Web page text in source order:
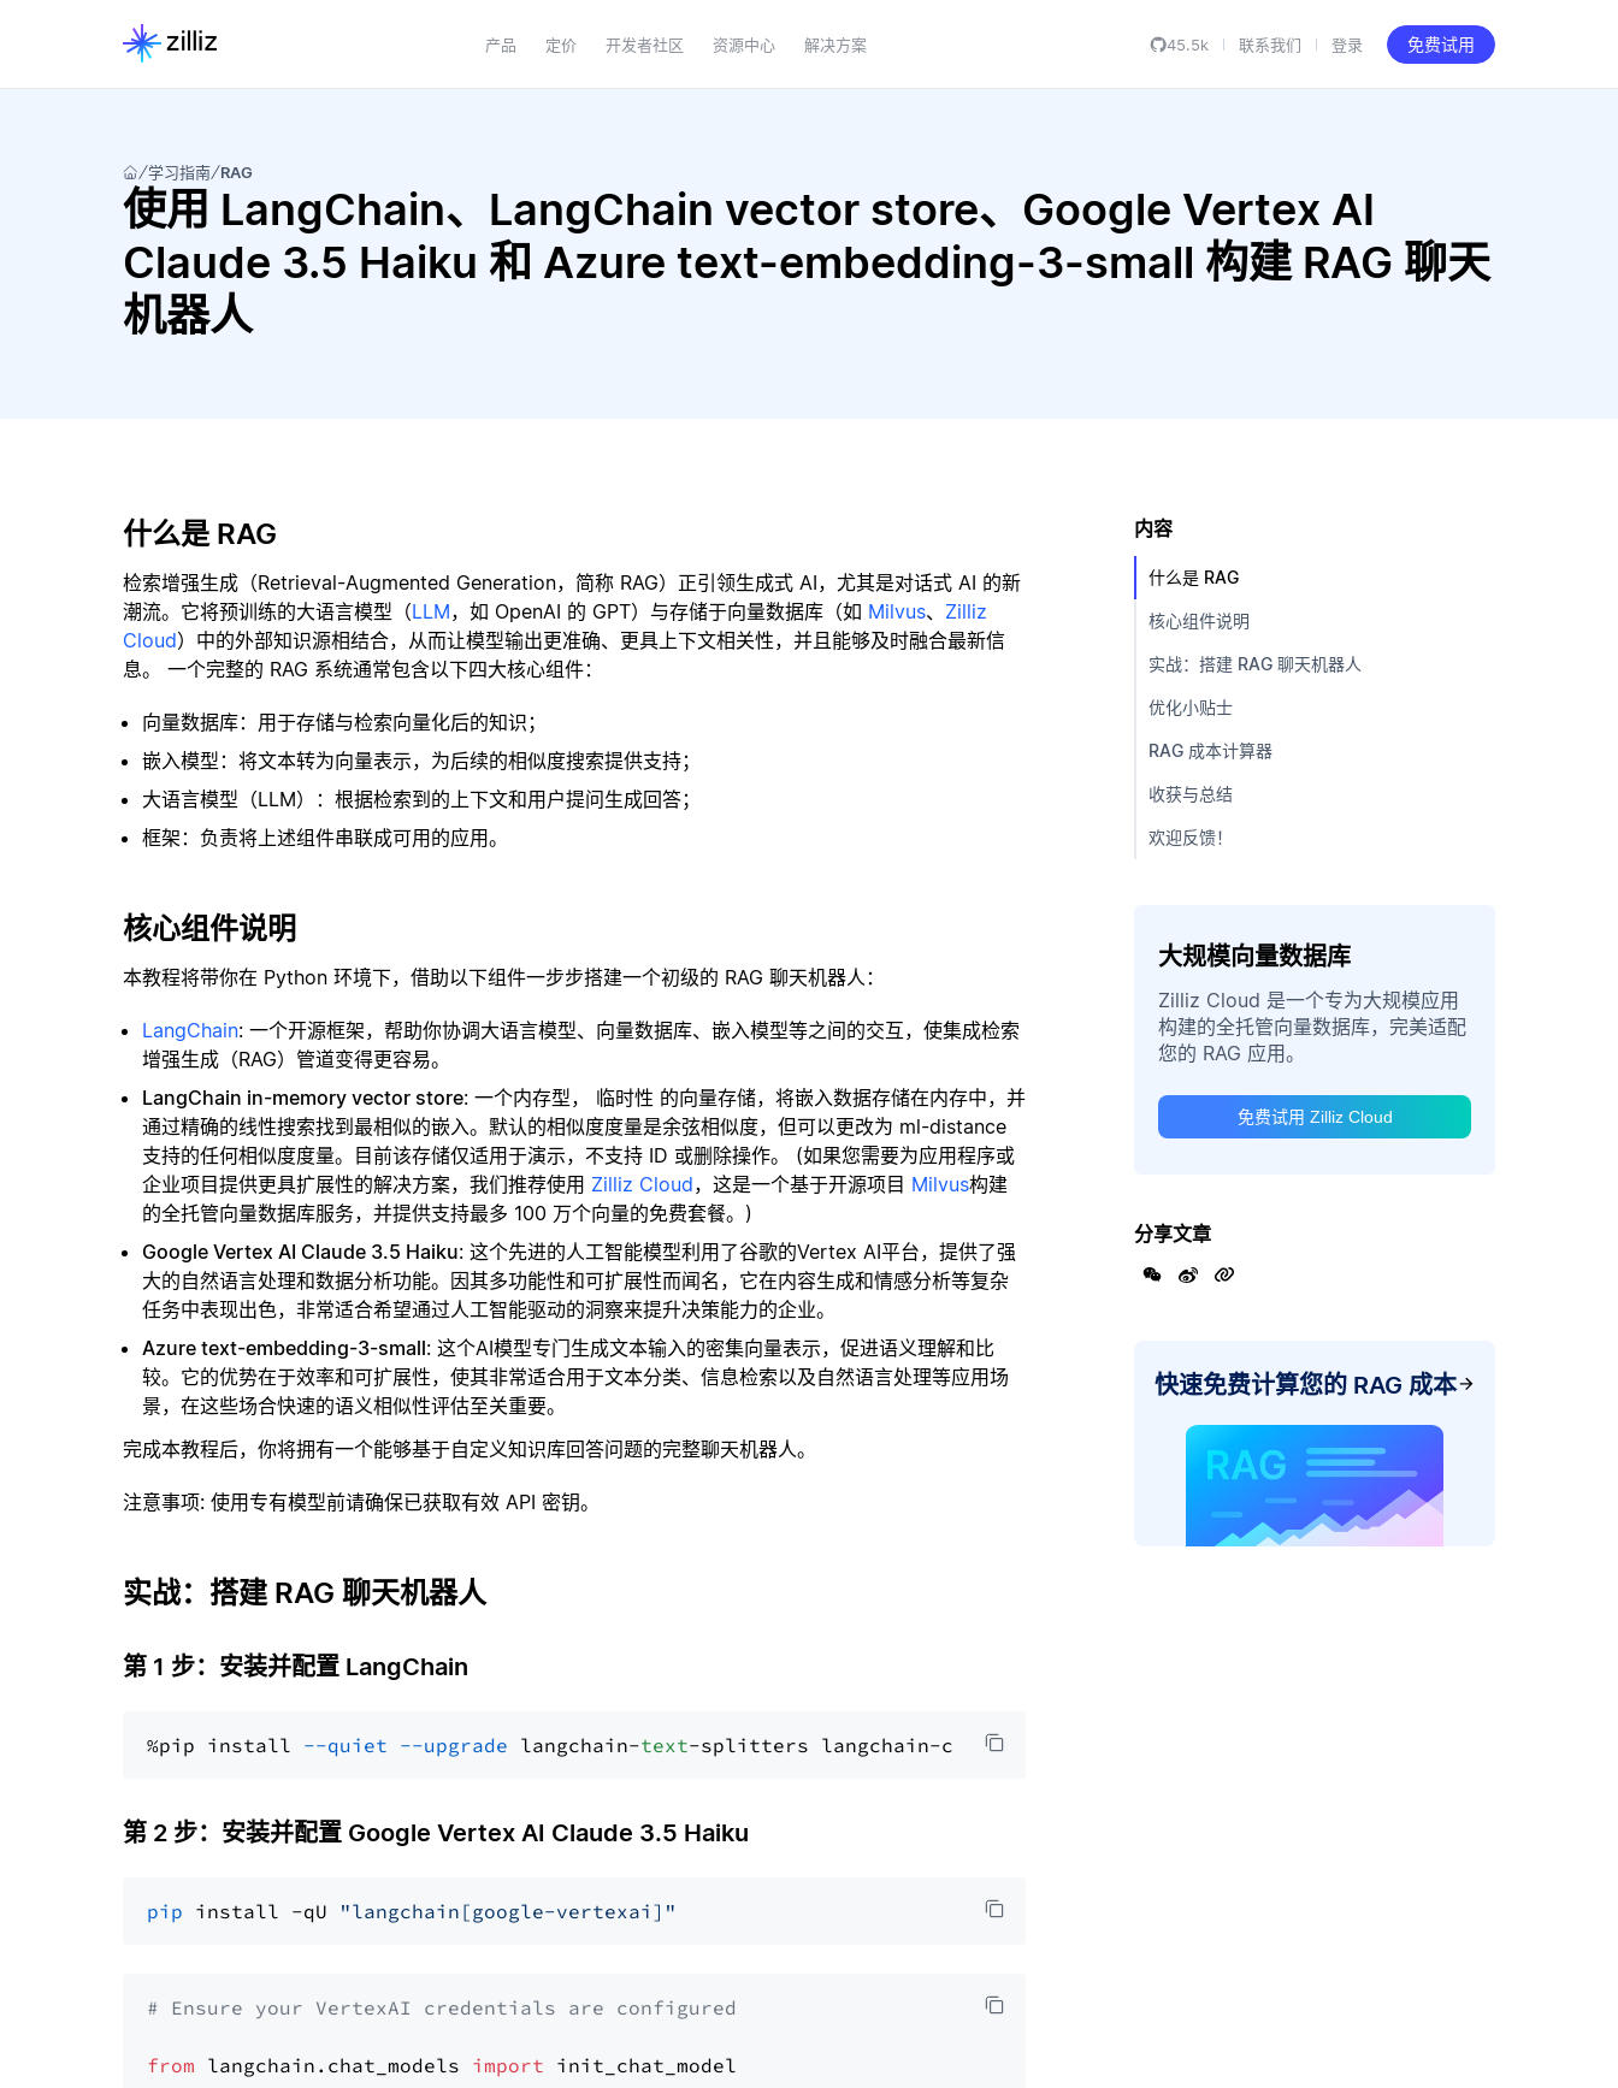
产品 定价 开发者社区 资源中心 解决方案 45.5k 联系我们 登录 免费试用
学习指南 RAG
使用 LangChain、LangChain vector store、Google Vertex AI
Claude 3.5 Haiku 和 Azure text-embedding-3-small 构建 RAG 聊天
机器人
什么是 RAG
检索增强生成（Retrieval-Augmented Generation，简称 RAG）正引领生成式 AI，尤其是对话式 AI 的新
潮流。它将预训练的大语言模型（LLM，如 OpenAI 的 GPT）与存储于向量数据库（如 Milvus、 Zilliz
Cloud）中的外部知识源相结合，从而让模型输出更准确、更具上下文相关性，并且能够及时融合最新信
息。 一个完整的 RAG 系统通常包含以下四大核心组件：
向量数据库：用于存储与检索向量化后的知识；
嵌入模型：将文本转为向量表示，为后续的相似度搜索提供支持；
大语言模型（LLM）：根据检索到的上下文和用户提问生成回答；
框架：负责将上述组件串联成可用的应用。
核心组件说明
本教程将带你在 Python 环境下，借助以下组件一步步搭建一个初级的 RAG 聊天机器人：
LangChain: 一个开源框架，帮助你协调大语言模型、向量数据库、嵌入模型等之间的交互，使集成检索
增强生成（RAG）管道变得更容易。
LangChain in-memory vector store: 一个内存型， 临时性 的向量存储，将嵌入数据存储在内存中，并
通过精确的线性搜索找到最相似的嵌入。默认的相似度度量是余弦相似度，但可以更改为 ml-distance
支持的任何相似度度量。目前该存储仅适用于演示，不支持 ID 或删除操作。 (如果您需要为应用程序或
企业项目提供更具扩展性的解决方案，我们推荐使用 Zilliz Cloud，这是一个基于开源项目 Milvus构建
的全托管向量数据库服务，并提供支持最多 100 万个向量的免费套餐。)
Google Vertex AI Claude 3.5 Haiku: 这个先进的人工智能模型利用了谷歌的Vertex AI平台，提供了强
大的自然语言处理和数据分析功能。因其多功能性和可扩展性而闻名，它在内容生成和情感分析等复杂
任务中表现出色，非常适合希望通过人工智能驱动的洞察来提升决策能力的企业。
Azure text-embedding-3-small: 这个AI模型专门生成文本输入的密集向量表示，促进语义理解和比
较。它的优势在于效率和可扩展性，使其非常适合用于文本分类、信息检索以及自然语言处理等应用场
景，在这些场合快速的语义相似性评估至关重要。
完成本教程后，你将拥有一个能够基于自定义知识库回答问题的完整聊天机器人。
注意事项: 使用专有模型前请确保已获取有效 API 密钥。
实战：搭建 RAG 聊天机器人
第 1 步：安装并配置 LangChain
%pip install --quiet --upgrade langchain-text
第 2 步：安装并配置 Google Vertex AI Claude 3.5 Haiku
pip install -qU "langchain[google-vertexai]"
# Ensure your VertexAI credentials are configured
from langchain.chat_models import init_chat_model
内容
什么是 RAG
核心组件说明
实战：搭建 RAG 聊天机器人
优化小贴士
RAG 成本计算器
收获与总结
欢迎反馈！
大规模向量数据库
Zilliz Cloud 是一个专为大规模应用
构建的全托管向量数据库，完美适配
您的 RAG 应用。
免费试用 Zilliz Cloud
分享文章
快速免费计算您的 RAG 成本